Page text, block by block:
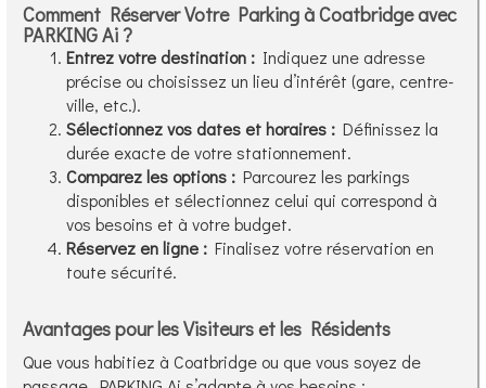
Comment Réserver Votre Parking à Coatbridge avec
PARKING Ai ?
Entrez votre destination : Indiquez une adresse
précise ou choisissez un lieu d’intérêt (gare, centre-
ville, etc.).
Sélectionnez vos dates et horaires : Définissez la
durée exacte de votre stationnement.
Comparez les options : Parcourez les parkings
disponibles et sélectionnez celui qui correspond à
vos besoins et à votre budget.
Réservez en ligne : Finalisez votre réservation en
toute sécurité.
Avantages pour les Visiteurs et les Résidents
Que vous habitiez à Coatbridge ou que vous soyez de